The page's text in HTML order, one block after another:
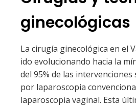
ginecológicas
La cirugía ginecológica en el
ido evolucionando hacia la
del 95% de las
por laparoscopia
laparoscopia vaginal. Esta